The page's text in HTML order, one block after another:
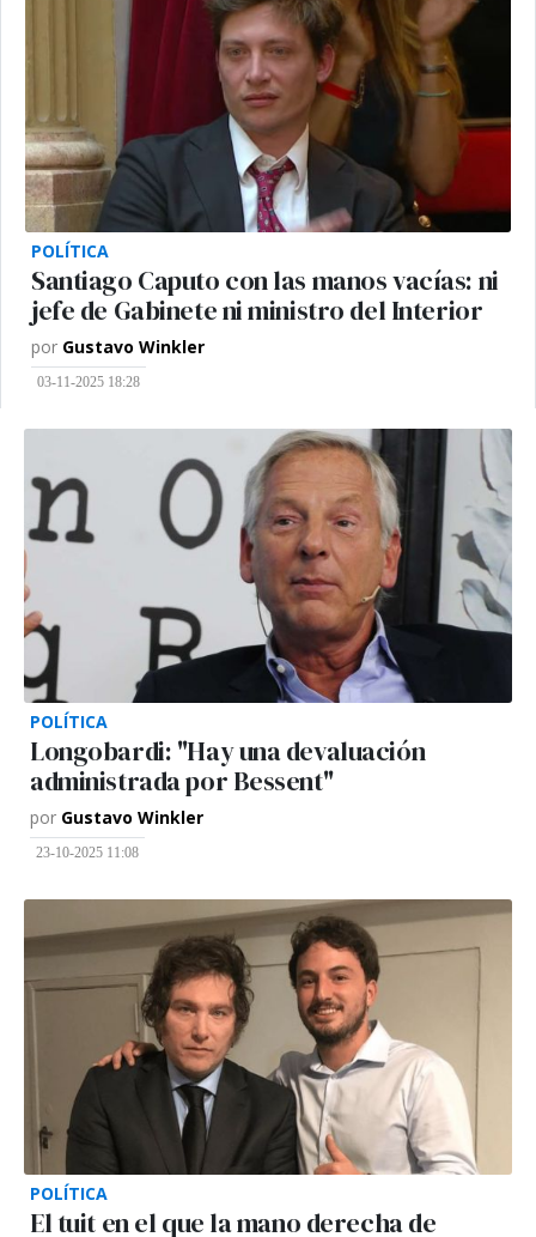
POLÍTICA
Santiago Caputo con las manos vacías: ni
jefe de Gabinete ni ministro del Interior
por Gustavo Winkler
03-11-2025 18:28
POLÍTICA
Longobardi: "Hay una devaluación
administrada por Bessent"
por Gustavo Winkler
23-10-2025 11:08
POLÍTICA
El tuit en el que la mano derecha de